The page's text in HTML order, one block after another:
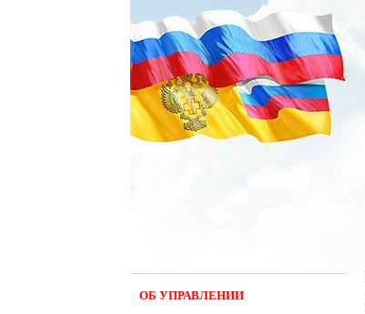
ОБ УПРАВЛЕНИИ